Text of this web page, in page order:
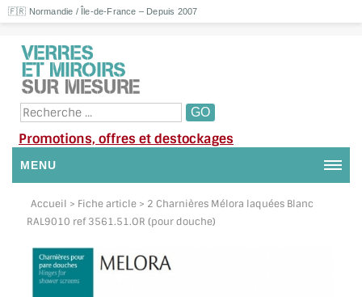
🇫🇷 Normandie / Île-de-France – Depuis 2007
Promotions, offres et destockages
MENU
NOUS CONTACTER
DEMANDE DE DEVIS
Accueil > Fiche article > 2 Charnières Mélora laquées Blanc
RAL9010 ref 3561.51.OR (pour douche)